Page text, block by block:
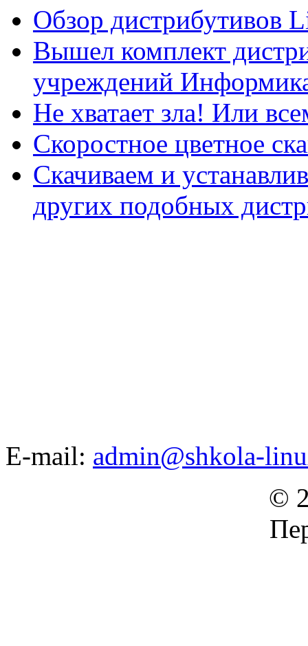
Обзор дистрибутивов
Вышел комплект
учреждений
Не хватает зла! Или
Скоростное цветное
Скачиваем и
других подобных
E-mail: admin@shkola-
©